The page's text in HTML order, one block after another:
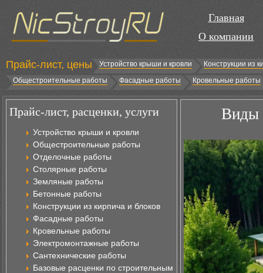
Главная
О компании
Прайс-лист, цены Устройство крыши и кровли
Конструкции из
Общестроительные работы
Фасадные работы Кровельные работы
Прайс-лист, расценки, услуги
Устройство крыши и кровли
Общестроительные работы
Отделочные работы
Столярные работы
Земляные работы
Бетонные работы
Конструкции из кирпича и блоков
Фасадные работы
Кровельные работы
Электромонтажные работы
Сантехнические работы
Базовые расценки по строительным
Виды